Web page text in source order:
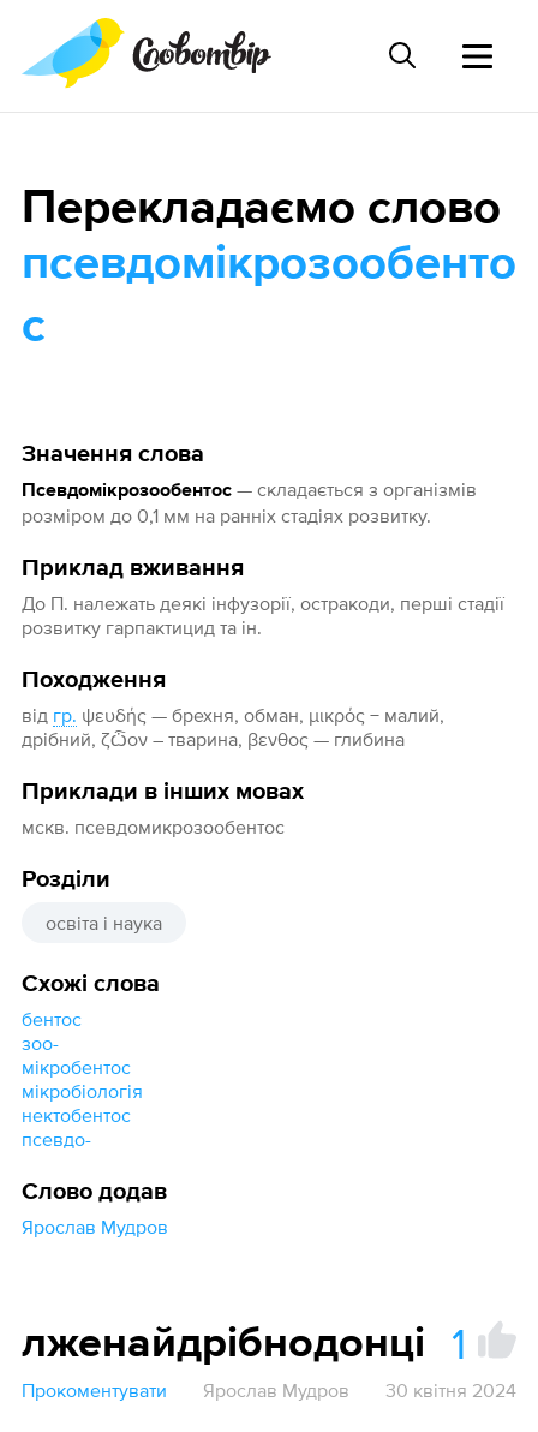
Значення слова
Псевдомікрозообентос— складається з організмів
розміром до 0,1 мм на ранніх стадіях розвитку.
Приклад вживання
До П. належать деякі інфузорії, остракоди, перші стадії
розвитку гарпактицид та ін.
Походження
від гр. ψευδής — брехня, обман, μικρός − малий,
дрібний, ζѽον – тварина, βενθος — глибина
Приклади в інших мовах
мскв. псевдомикрозообентос
Розділи
освіта і наука
Схожі слова
бентос
зоо-
мікробентос
мікробіологія
нектобентос
псевдо-
Слово додав
Ярослав Мудров
Перекладаємо слово
псевдомікрозообенто
с
лженайдрібнодонці 1
Прокоментувати Ярослав Мудров 30 квітня 2024